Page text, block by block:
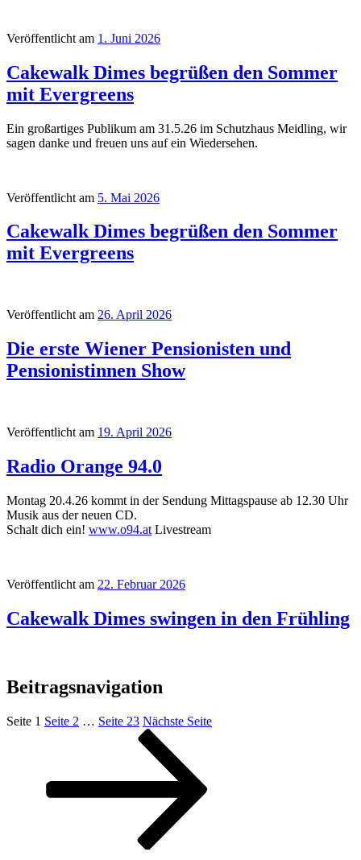
Veröffentlicht am 1. Juni 2026
Cakewalk Dimes begrüßen den Sommer
mit Evergreens
Ein großartiges Publikum am 31.5.26 im Schutzhaus Meidling, wir
sagen danke und freuen uns auf ein Wiedersehen.
Veröffentlicht am 5. Mai 2026
Cakewalk Dimes begrüßen den Sommer
mit Evergreens
Veröffentlicht am 26. April 2026
Die erste Wiener Pensionisten und
Pensionistinnen Show
Veröffentlicht am 19. April 2026
Radio Orange 94.0
Montag 20.4.26 kommt in der Sendung Mittagspause ab 12.30 Uhr
Musik aus der neuen CD.
Schalt dich ein! www.o94.at Livestream
Veröffentlicht am 22. Februar 2026
Cakewalk Dimes swingen in den Frühling
Beitragsnavigation
Seite 1 Seite 2 … Seite 23 Nächste Seite